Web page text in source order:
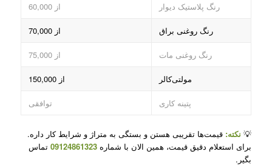
رنگ پلاستیک دیوار از 60,000
رنگ روغنی براق از 70,000
رنگ روغنی مات از 75,000
مولتی‌کالر از 150,000
پتینه کاری توافقی
💡 نکته: قیمت‌ها تقریبی هستن و بستگی به متراژ و شرایط کار داره.
برای استعلام دقیق قیمت، همین الان با شماره 09124861323تماس
بگیر.